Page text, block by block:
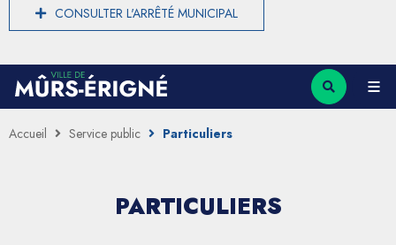
CONSULTER L'ARRÊTÉ MUNICIPAL
Accueil Service public Particuliers
PARTICULIERS